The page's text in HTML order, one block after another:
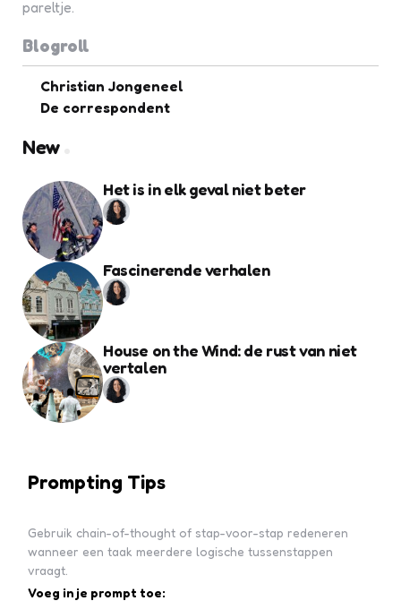
pareltje.
Blogroll
Christian Jongeneel
De correspondent
New
Het is in elk geval niet beter
Fascinerende verhalen
House on the Wind: de rust van niet
vertalen
Prompting Tips
Gebruik chain-of-thought of stap-voor-stap redeneren
wanneer een taak meerdere logische tussenstappen
vraagt.
Voeg in je prompt toe: